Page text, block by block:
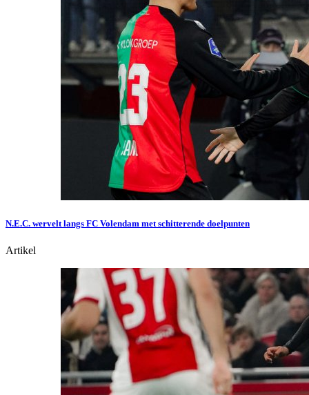
N.E.C. wervelt langs FC Volendam met schitterende doelpunten
Artikel